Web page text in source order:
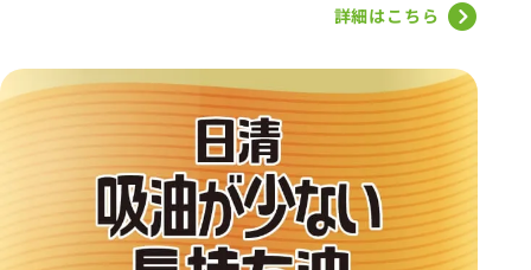
詳細はこちら